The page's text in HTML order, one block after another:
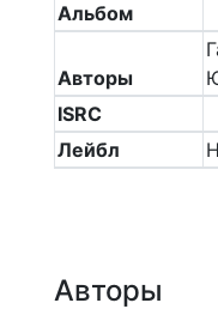
Альбом
Авторы
ISRC
Лейбл
Авторы